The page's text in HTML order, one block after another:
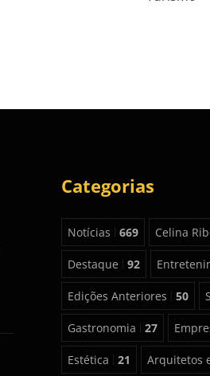
Categorias
Notícias 669 Celina
Destaque 92
Edições Anteriores 50
Gastronomia 27
Estética 21 Arquitetos